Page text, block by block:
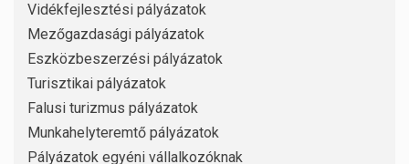
Vidékfejlesztési pályázatok
Mezőgazdasági pályázatok
Eszközbeszerzési pályázatok
Turisztikai pályázatok
Falusi turizmus pályázatok
Munkahelyteremtő pályázatok
Pályázatok egyéni vállalkozóknak